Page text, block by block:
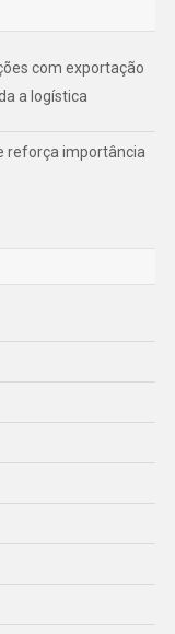
com exportação
a logística
reforça importância